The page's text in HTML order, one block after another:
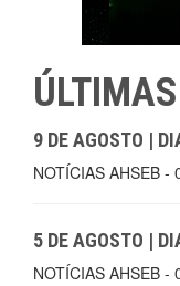
9 DE AGOSTO |
NOTÍCIAS AHSEB -
5 DE AGOSTO |
NOTÍCIAS AHSEB -